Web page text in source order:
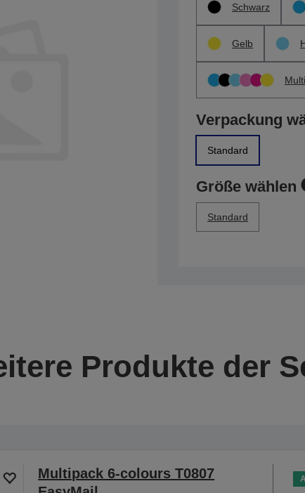
Schwarz
Gelb
Verpackung
Standard
Größe wählen
Standard
Produkte der
Multipack 6-colours T0807